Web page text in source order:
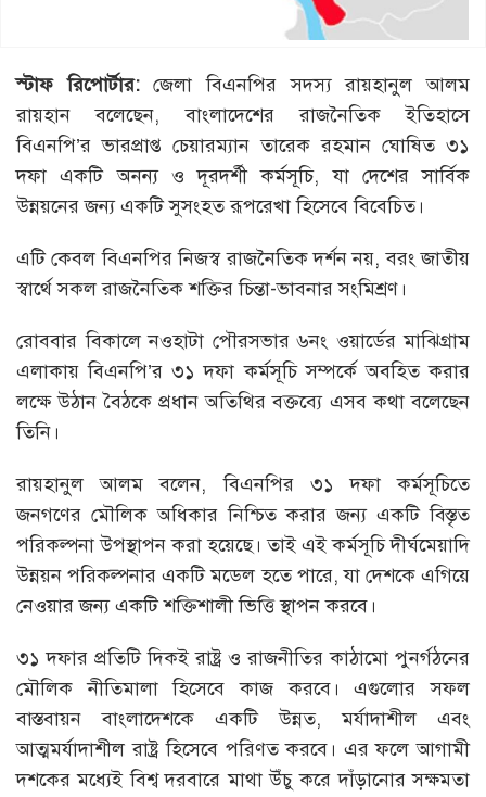
স্টাফ রিপোর্টার:জেলা বিএনপির সদস্য রায়হানুল আলম
রায়হান বলেছেন, বাংলাদেশের রাজনৈতিক ইতিহাসে
বিএনপি’র ভারপ্রাপ্ত চেয়ারম্যান তারেক রহমান ঘোষিত ৩১
দফা একটি অনন্য ও দূরদর্শী কর্মসূচি, যা দেশের সার্বিক
উন্নয়নের জন্য একটি সুসংহত রূপরেখা হিসেবে বিবেচিত।
এটি কেবল বিএনপির নিজস্ব রাজনৈতিক দর্শন নয়, বরং জাতীয়
স্বার্থে সকল রাজনৈতিক শক্তির চিন্তা-ভাবনার সংমিশ্রণ।
রোববার বিকালে নওহাটা পৌরসভার ৬নং ওয়ার্ডের মাঝিগ্রাম
এলাকায় বিএনপি’র ৩১ দফা কর্মসূচি সম্পর্কে অবহিত করার
লক্ষে উঠান বৈঠকে প্রধান অতিথির বক্তব্যে এসব কথা বলেছেন
তিনি।
রায়হানুল আলম বলেন, বিএনপির ৩১ দফা কর্মসূচিতে
জনগণের মৌলিক অধিকার নিশ্চিত করার জন্য একটি বিস্তৃত
পরিকল্পনা উপস্থাপন করা হয়েছে। তাই এই কর্মসূচি দীর্ঘমেয়াদি
উন্নয়ন পরিকল্পনার একটি মডেল হতে পারে, যা দেশকে এগিয়ে
নেওয়ার জন্য একটি শক্তিশালী ভিত্তি স্থাপন করবে।
৩১ দফার প্রতিটি দিকই রাষ্ট্র ও রাজনীতির কাঠামো পুনর্গঠনের
মৌলিক নীতিমালা হিসেবে কাজ করবে। এগুলোর সফল
বাস্তবায়ন বাংলাদেশকে একটি উন্নত, মর্যাদাশীল এবং
আত্মমর্যাদাশীল রাষ্ট্র হিসেবে পরিণত করবে। এর ফলে আগামী
দশকের মধ্যেই বিশ্ব দরবারে মাথা উঁচু করে দাঁড়ানোর সক্ষমতা